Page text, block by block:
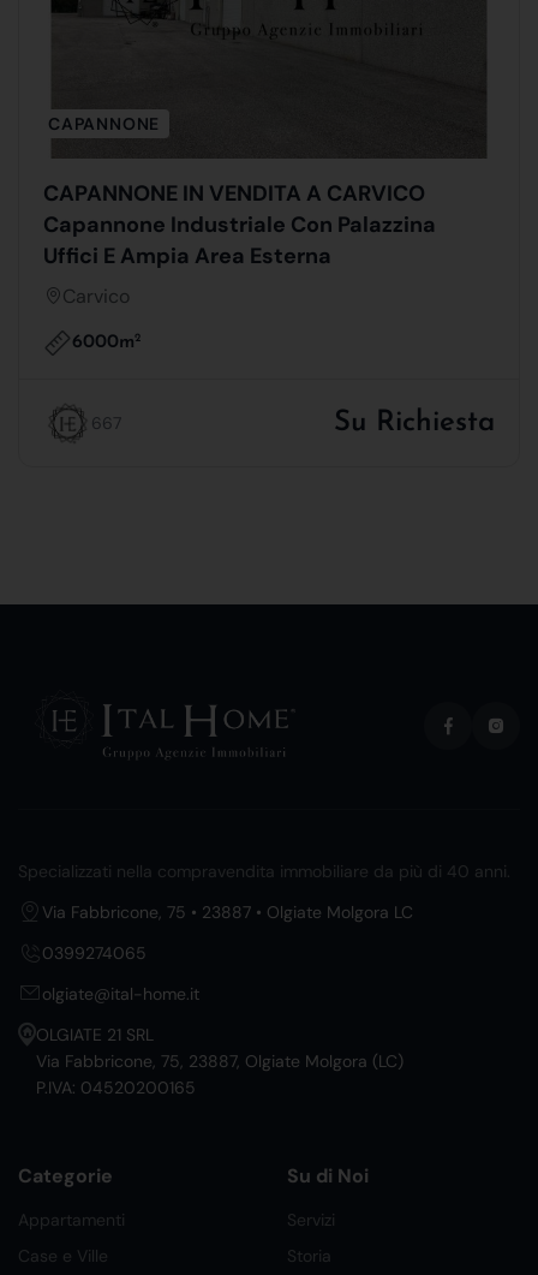
CAPANNONE
CAPANNONE IN VENDITA A CARVICO
Capannone Industriale Con Palazzina
Uffici E Ampia Area Esterna
Carvico
6000m2
667 Su Richiesta
Specializzati nella compravendita immobiliare da più di 40 anni.
Via Fabbricone, 75 • 23887 • Olgiate Molgora LC
0399274065
olgiate@ital-home.it
OLGIATE 21 SRL
Via Fabbricone, 75, 23887, Olgiate Molgora (LC)
P.IVA: 04520200165
Categorie
Appartamenti
Case e Ville
Su di Noi
Servizi
Storia